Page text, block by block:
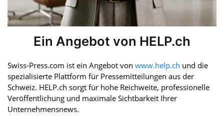
Ein Angebot von HELP.ch
Swiss-Press.com ist ein Angebot von www.help.ch und die
spezialisierte Plattform für Pressemitteilungen aus der
Schweiz. HELP.ch sorgt für hohe Reichweite, professionelle
Veröffentlichung und maximale Sichtbarkeit Ihrer
Unternehmensnews.